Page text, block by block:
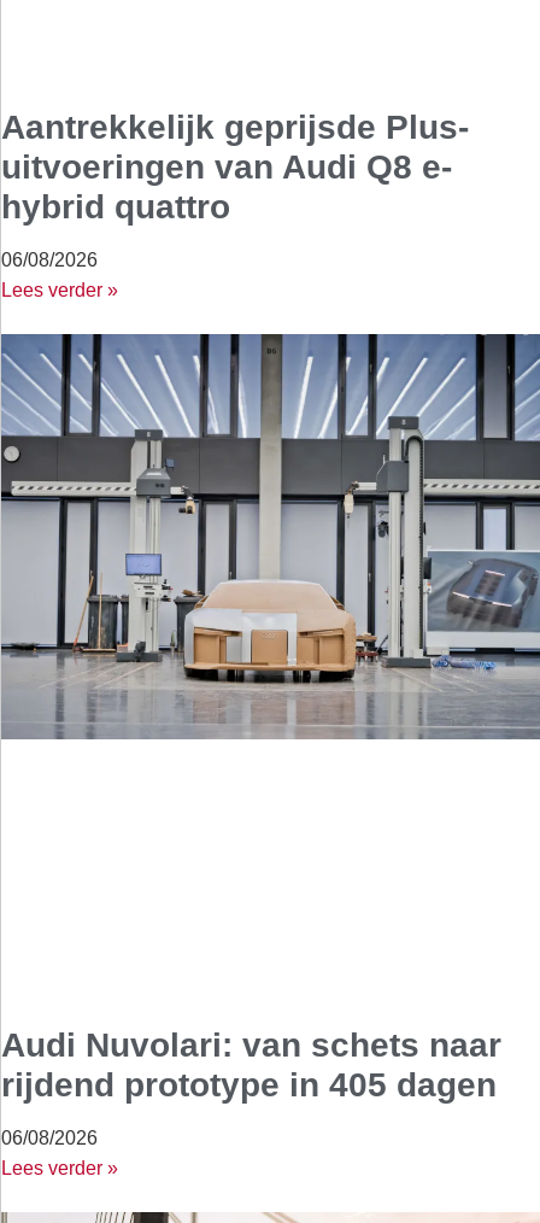
Aantrekkelijk geprijsde Plus-
uitvoeringen van Audi Q8 e-
hybrid quattro
06/08/2026
Lees verder »
Audi Nuvolari: van schets naar
rijdend prototype in 405 dagen
06/08/2026
Lees verder »